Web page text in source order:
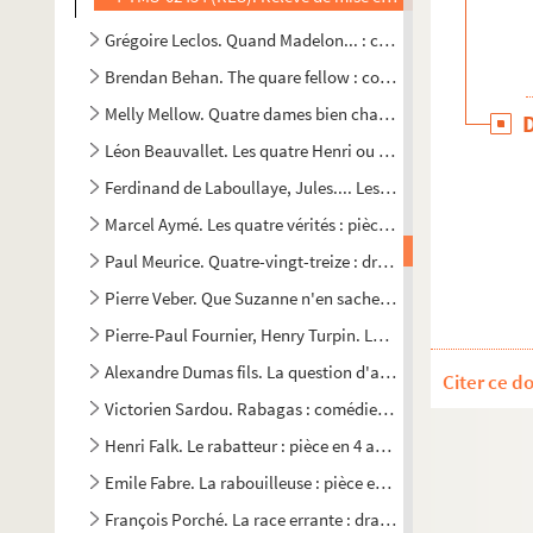
Grégoire Leclos. Quand Madelon... : comédie dramatique
Brendan Behan. The quare fellow : comédie dramatique
Melly Mellow. Quatre dames bien chambrées
Léon Beauvallet. Les quatre Henri ou la destinée : drame
Ferdinand de Laboullaye, Jules.... Les quatre sergents de
Marcel Aymé. Les quatre vérités : pièce en 4 actes. 1954
Paul Meurice. Quatre-vingt-treize : drame en 4 actes et
Pierre Veber. Que Suzanne n'en sache rien! : comédie en 3
Pierre-Paul Fournier, Henry Turpin. Le "Qu'en dira-t-on" :
Alexandre Dumas fils. La question d'argent : comédie en 5
Victorien Sardou. Rabagas : comédie en 4 actes. 1872
Henri Falk. Le rabatteur : pièce en 4 actes. 1928
Emile Fabre. La rabouilleuse : pièce en 4 actes.
François Porché. La race errante : drame en 3 actes et 6
Citer ce